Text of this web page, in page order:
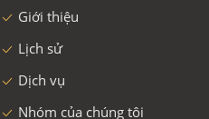
Giới thiệu
Lịch sử
Dịch vụ
Nhóm của chúng tôi